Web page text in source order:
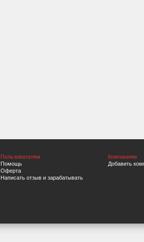
Пользователям
Помощь
Оферта
Написать отзыв и зарабатывать
Компаниям
Добавить